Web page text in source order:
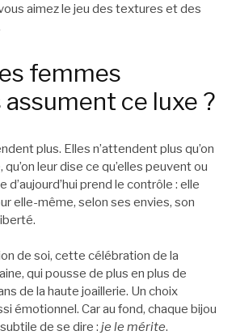
aimez le jeu des textures et des
femmes
ce luxe ?
plus. Elles n’attendent plus qu’on
leur dise ce qu’elles peuvent ou
d’aujourd’hui prend le contrôle : elle
elle-même, selon ses envies, son
de soi, cette célébration de la
qui pousse de plus en plus de
de la haute joaillerie. Un choix
émotionnel. Car au fond, chaque bijou
de se dire : je le mérite.